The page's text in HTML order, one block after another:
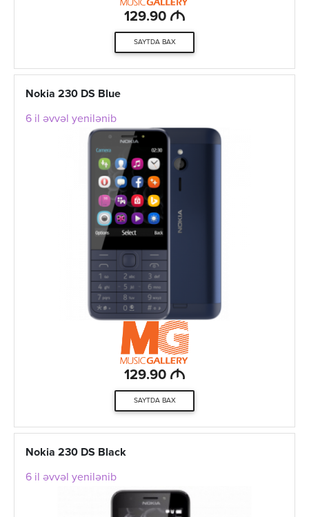
129.90 M
SAYTDA BAX
Nokia 230 DS Blue
6 il əvvəl yenilənib
129.90 M
SAYTDA BAX
Nokia 230 DS Black
6 il əvvəl yenilənib